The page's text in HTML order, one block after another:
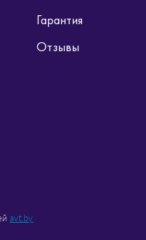
Гарантия
Отзывы
avt.by